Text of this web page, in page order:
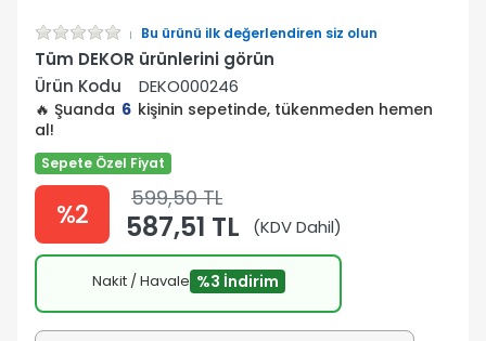
Bu ürünü ilk değerlendiren siz olun
Tüm DEKOR ürünlerini görün
Ürün Kodu
DEKO000246
🔥 Şuanda 6 kişinin sepetinde, tükenmeden hemen
al!
Sepete Özel Fiyat
%2 599,50 TL
587,51 TL (KDV Dahil)
Nakit / Havale %3 İndirim